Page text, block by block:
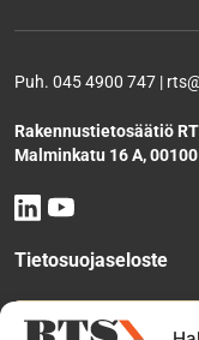
Puh. 045 4900 747 |
Rakennustietosäätiö
Malminkatu 16 A,
Tietosuojaseloste